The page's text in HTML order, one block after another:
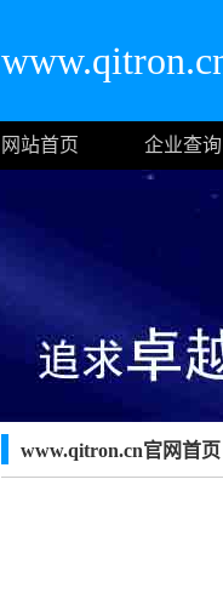
网站首页 企业查询
www.qitron.cn官网首页